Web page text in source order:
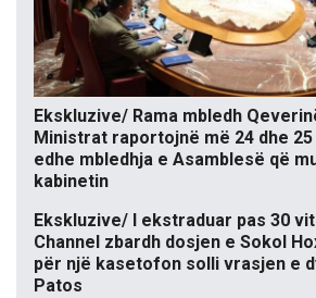
Ekskluzive/ Rama mbledh
Ministrat raportojnë më 24 dhe
edhe mbledhja e Asamblesë që
kabinetin
Ekskluzive/ I ekstraduar pas 30
Channel zbardh dosjen e Sokol
për një kasetofon solli vrasjen e
Patos